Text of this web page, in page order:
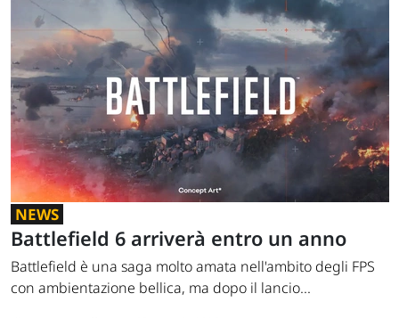
NEWS
Battlefield 6 arriverà entro un anno
Battlefield è una saga molto amata nell'ambito degli FPS
con ambientazione bellica, ma dopo il lancio...